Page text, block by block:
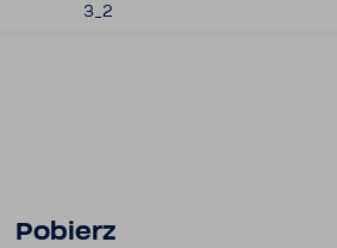
3_2
Pobierz